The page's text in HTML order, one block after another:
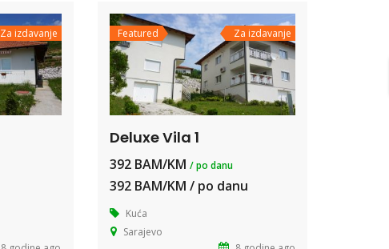
Za izdavanje Featured Za izdavanje
Deluxe Vila 1
392 BAM/KM / po danu
392 BAM/KM / po danu
Kuća
Sarajevo